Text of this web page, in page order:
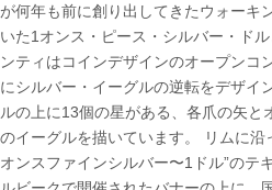
が何年も前に創り出してきたウォーキ
いた1オンス・ピース・シルバー・ド
ンティはコインデザインのオープンコ
にシルバー・イーグルの逆転をデザイ
ルの上に13個の星がある、各爪の矢と
のイーグルを描いています。 リムに沿
オンスファインシルバー〜1ドル”のテ